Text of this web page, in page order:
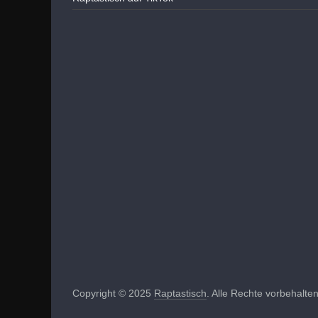
Copyright © 2025 Raptastisch . Alle Rechte